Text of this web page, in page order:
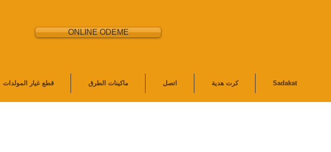
ONLINE ODEME
قطع غيار المولدات ماكينات الطرق اتصل كرت هدية Sadakat